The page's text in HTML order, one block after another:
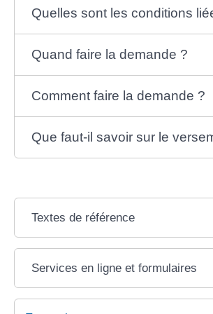
Quelles sont les conditions
Quand faire la demande ?
Comment faire la demande ?
Que faut-il savoir sur le
Textes de référence
Services en ligne et formulaires